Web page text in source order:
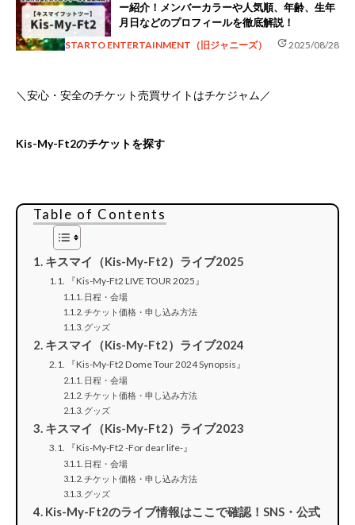
ー紹介！メンバーカラーや人気順、年齢、生年
月日などのプロフィールを徹底解説！
STARTO ENTERTAINMENT（旧ジャニーズ） update2025/08/28
＼安心・安全のチケット売買サイトはチケジャム／
Kis-My-Ft2のチケットを探す
Table of Contents
キスマイ（Kis-My-Ft2）ライブ2025
『Kis-My-Ft2 LIVE TOUR 2025』
日程・会場
チケット価格・申し込み方法
グッズ
キスマイ（Kis-My-Ft2）ライブ2024
『Kis-My-Ft2 Dome Tour 2024 Synopsis』
日程・会場
チケット価格・申し込み方法
グッズ
キスマイ（Kis-My-Ft2）ライブ2023
『Kis-My-Ft2 -For dear life-』
日程・会場
チケット価格・申し込み方法
グッズ
Kis-My-Ft2のライブ情報はここで確認！SNS・公式